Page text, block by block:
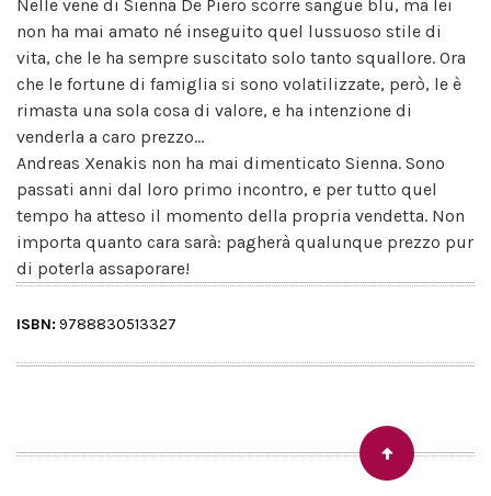
Nelle vene di Sienna De Piero scorre sangue blu, ma lei
non ha mai amato né inseguito quel lussuoso stile di
vita, che le ha sempre suscitato solo tanto squallore. Ora
che le fortune di famiglia si sono volatilizzate, però, le è
rimasta una sola cosa di valore, e ha intenzione di
venderla a caro prezzo...
Andreas Xenakis non ha mai dimenticato Sienna. Sono
passati anni dal loro primo incontro, e per tutto quel
tempo ha atteso il momento della propria vendetta. Non
importa quanto cara sarà: pagherà qualunque prezzo pur
di poterla assaporare!
ISBN: 9788830513327